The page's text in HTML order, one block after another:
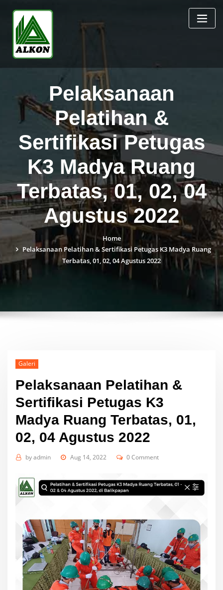
content
Pelaksanaan
Pelatihan &
Sertifikasi Petugas
K3 Madya Ruang
Terbatas, 01, 02, 04
Agustus 2022
Home
Pelaksanaan Pelatihan & Sertifikasi Petugas K3 Madya Ruang
Terbatas, 01, 02, 04 Agustus 2022
Galeri
Pelaksanaan Pelatihan &
Sertifikasi Petugas K3
Madya Ruang Terbatas, 01,
02, 04 Agustus 2022
byadmin Aug 14, 2022 0 Comment